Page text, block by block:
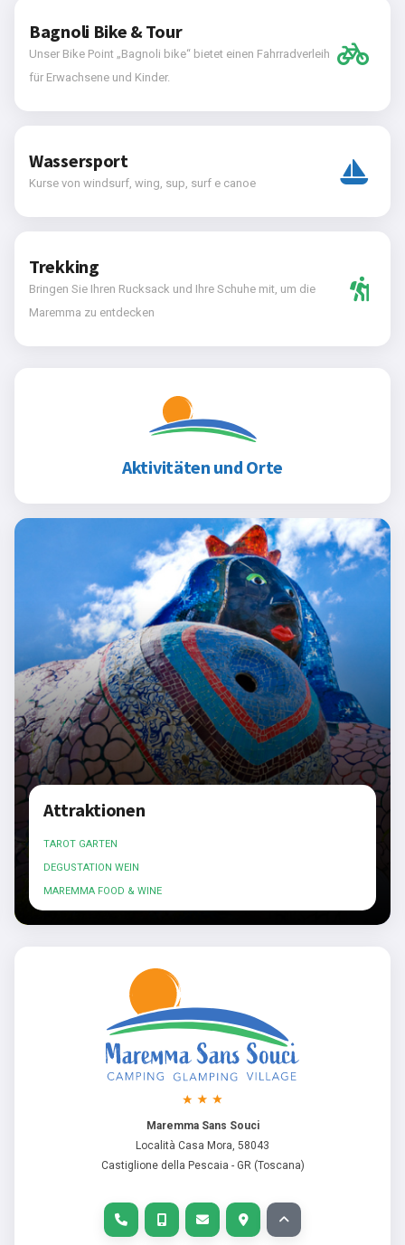
Bagnoli Bike & Tour
Unser Bike Point „Bagnoli bike“ bietet einen Fahrradverleih
für Erwachsene und Kinder.
Wassersport
Kurse von windsurf, wing, sup, surf e canoe
Trekking
Bringen Sie Ihren Rucksack und Ihre Schuhe mit, um die
Maremma zu entdecken
Aktivitäten und Orte
Attraktionen
TAROT GARTEN
DEGUSTATION WEIN
MAREMMA FOOD & WINE
Maremma Sans Souci
Località Casa Mora, 58043
Castiglione della Pescaia - GR (Toscana)